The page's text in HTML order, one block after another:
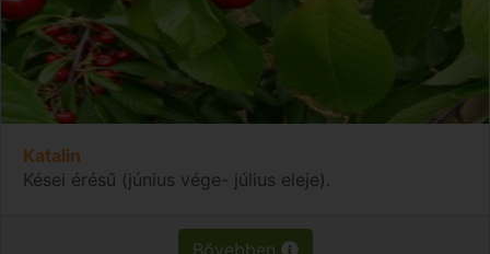
Katalin
Kései érésű (június vége- július eleje).
Bővebben